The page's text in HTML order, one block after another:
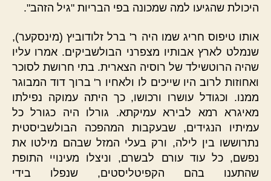
היכולת שהגיעו למה שמכונה בפי הבריות "גיל הזהב".
אותו טיפוס חריג שמו היה ר' ברל זלודוביץ (מינסקער),
שנמלט לארץ אבותיו מצפרני הבולשביקים. אמרו עליו
שהיה הרוטשילד של רוסיה הצארית. בתי חרושת לסוכר
ואחוזות לרוב היו שייכים לו ולאחיו ר' ברוך דוד המבוגר
ממנו. וכגודל עושרו ורכושו, כך היתה עמוקה נפילתו
מאיגרא רמא לבירא עמיקתא. גורלו היה כגורל כל
עמיתיו הנגידים, שבעקבות המהפכה הבולשביסטית
נתרוששו בין לילה, ורק בעלי המזל שבהם מילטו את
נפשם, כל עוד עורם לבשרם, וניצלו מעינויי התופת
שהתענו בהם הקפיטליסטים, שנפלו בידי